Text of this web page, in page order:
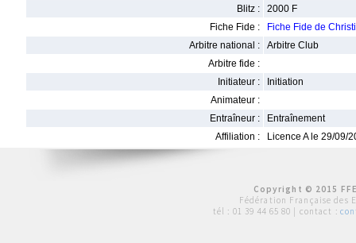
Blitz :
2000 F
Fiche Fide :
Fiche Fide de
Arbitre national :
Arbitre Club
Arbitre fide :
Initiateur :
Initiation
Animateur :
Entraîneur :
Entraînement
Affiliation :
Licence A le 29/09/
Copyright © 2015
Fédération Française des
tél : 01 39 44 65 80 | contact :